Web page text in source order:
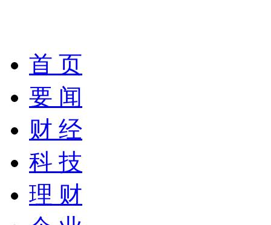
首 页
要 闻
财 经
科 技
理 财